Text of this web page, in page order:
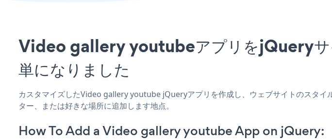
Video gallery youtubeアプリをjQueryサ
単になりました
カスタマイズしたVideo gallery youtube jQueryアプリを作成し、ウェブサイトのスタ
ター、または好きな場所に追加します地点。
How To Add a Video gallery youtube App on jQuery: